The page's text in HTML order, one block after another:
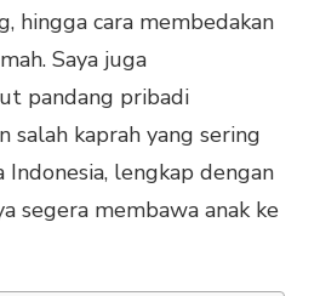
hingga cara membedakan
Saya juga
pandang pribadi
salah kaprah yang sering
lengkap dengan
segera membawa anak ke